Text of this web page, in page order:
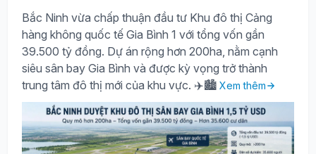
Bắc Ninh vừa chấp thuận đầu tư Khu đô thị Cảng
hàng không quốc tế Gia Bình 1 với tổng vốn gần
39.500 tỷ đồng. Dự án rộng hơn 200ha, nằm cạnh
siêu sân bay Gia Bình và được kỳ vọng trở thành
trung tâm đô thị mới của khu vực. ✈️🏙️ Xem thêm